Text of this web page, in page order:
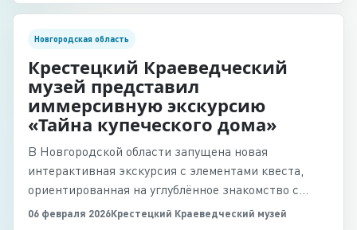
Новгородская область
Крестецкий Краеведческий
музей представил
иммерсивную экскурсию
«Тайна купеческого дома»
В Новгородской области запущена новая
интерактивная экскурсия с элементами квеста,
ориентированная на углублённое знакомство с
купеческим наследием региона.
06 февраля 2026Крестецкий Краеведческий музей